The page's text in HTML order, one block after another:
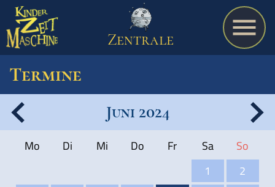
Zentrale
Termine
Juni 2024
Mo Di Mi Do Fr Sa
So
1
2